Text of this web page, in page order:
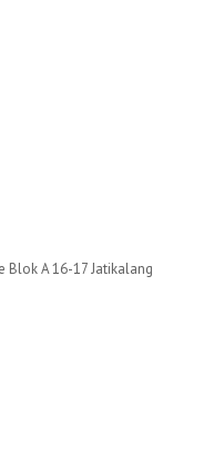
Blok A 16-17 Jatikalang